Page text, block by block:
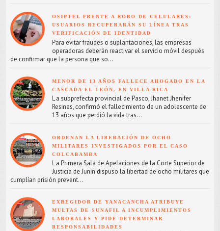
OSIPTEL FRENTE A ROBO DE CELULARES:
USUARIOS RECUPERARÁN SU LÍNEA TRAS
VERIFICACIÓN DE IDENTIDAD
Para evitar fraudes o suplantaciones, las empresas
operadoras deberán reactivar el servicio móvil después
de confirmar que la persona que so...
MENOR DE 13 AÑOS FALLECE AHOGADO EN LA
CASCADA EL LEÓN, EN VILLA RICA
L a subprefecta provincial de Pasco, Jhanet Jhenifer
Resines, confirmó el fallecimiento de un adolescente de
13 años que perdió la vida tras...
ORDENAN LA LIBERACIÓN DE OCHO
MILITARES INVESTIGADOS POR EL CASO
COLCABAMBA
L a Primera Sala de Apelaciones de la Corte Superior de
Justicia de Junín dispuso la libertad de ocho militares que
cumplían prisión prevent...
EXREGIDOR DE YANACANCHA ATRIBUYE
MULTAS DE SUNAFIL A INCUMPLIMIENTOS
LABORALES Y PIDE DETERMINAR
RESPONSABILIDADES